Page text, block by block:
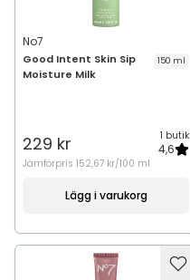
No7
Good Intent Skin Sip
Moisture Milk
150 ml
229 kr 1 butik
4,6
Jämförpris 152,67 kr/100 ml
Lägg i varukorg